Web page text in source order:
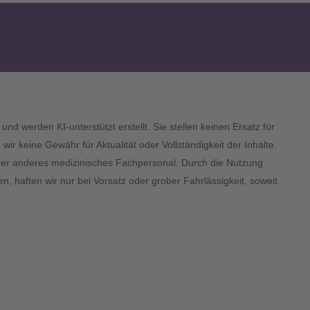
werden KI-unterstützt erstellt. Sie stellen keinen Ersatz für
keine Gewähr für Aktualität oder Vollständigkeit der Inhalte.
anderes medizinisches Fachpersonal. Durch die Nutzung
haften wir nur bei Vorsatz oder grober Fahrlässigkeit, soweit